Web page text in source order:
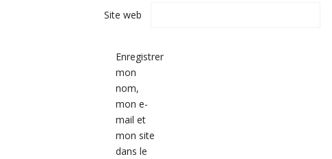
Site web
Enregistrer
mon
nom,
mon e-
mail et
mon site
dans le